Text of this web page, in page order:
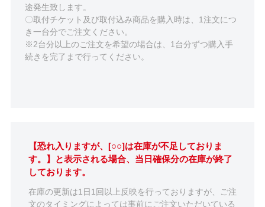
途発生致します。
〇取付チケット及び取付込み商品を購入時は、1注文につ
き一台分でご注文ください。
※2台分以上のご注文を希望の場合は、1台分ずつ購入手
続きを完了まで行ってください。
【恐れ入りますが、[○○]は在庫が不足しておりま
す。】と表示される場合、当日確保分の在庫が終了
しております。
在庫の更新は1日1回以上反映を行っておりますが、ご注
文のタイミングによっては事前にご注文いただいている